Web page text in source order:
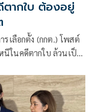
ากใบ ต้องอยู่
เลือกตั้ง (กกต.) โพสต์
ในคดีตากใบ ล้วนเป็น